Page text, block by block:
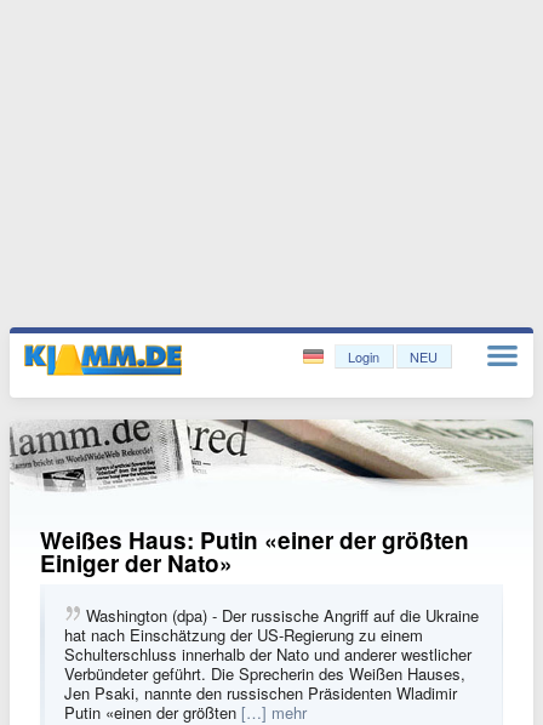
Login NEU
Weißes Haus: Putin «einer der größten
Einiger der Nato»
Washington (dpa) - Der russische Angriff auf die Ukraine
hat nach Einschätzung der US-Regierung zu einem
Schulterschluss innerhalb der Nato und anderer westlicher
Verbündeter geführt. Die Sprecherin des Weißen Hauses,
Jen Psaki, nannte den russischen Präsidenten Wladimir
Putin «einen der größten […] mehr